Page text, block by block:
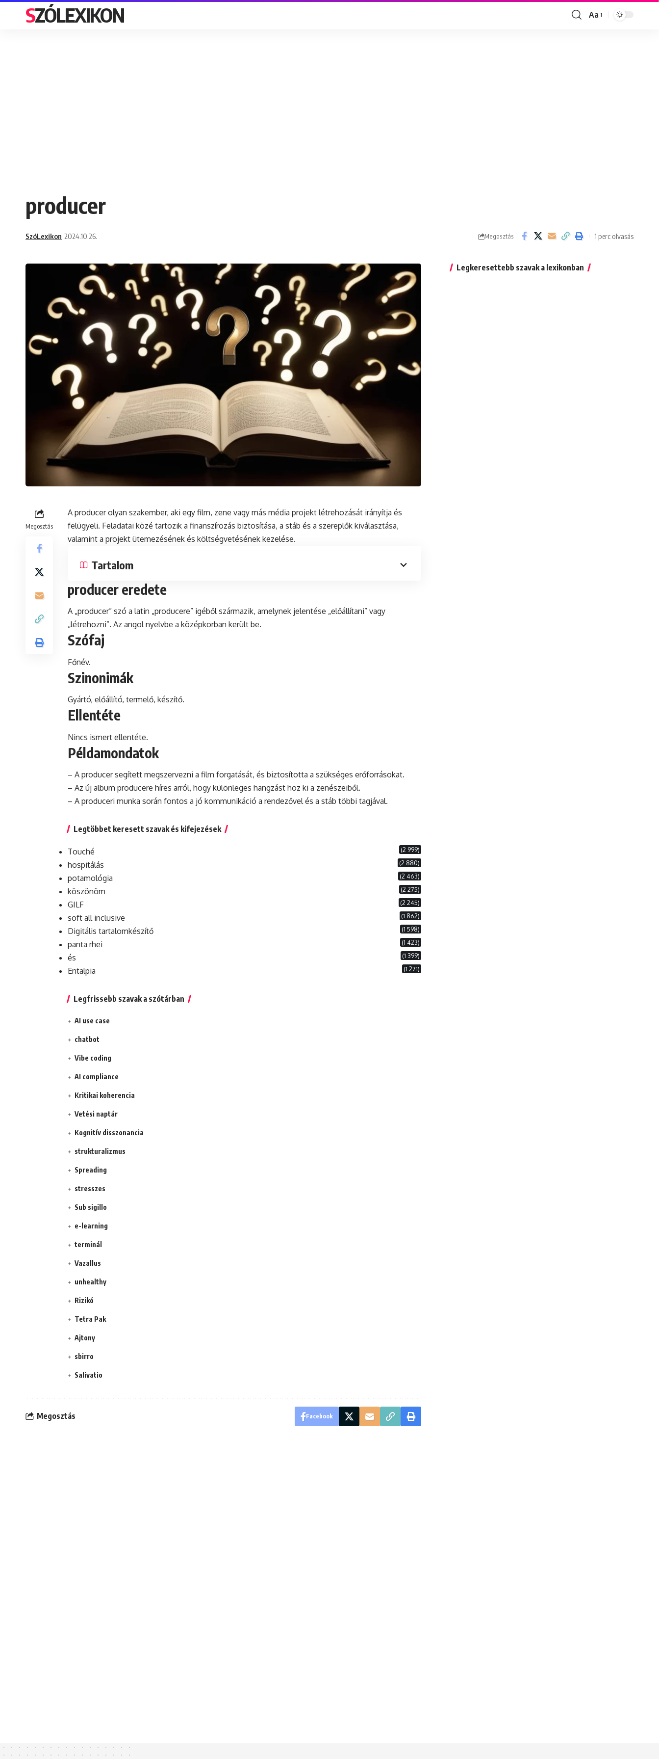
SZÓLEXIKON
Font
Aa
producer
SzóLexikon 2024.10.26. Megosztás 1 perc olvasás
Megosztás
A producer olyan szakember, aki egy film, zene vagy más média projekt létrehozását irányítja és
felügyeli. Feladatai közé tartozik a finanszírozás biztosítása, a stáb és a szereplők kiválasztása,
valamint a projekt ütemezésének és költségvetésének kezelése.
Tartalom
producer eredete
A „producer” szó a latin „producere” igéből származik, amelynek jelentése „előállítani” vagy
„létrehozni”. Az angol nyelvbe a középkorban került be.
Szófaj
Főnév.
Szinonimák
Gyártó, előállító, termelő, készítő.
Ellentéte
Nincs ismert ellentéte.
Példamondatok
– A producer segített megszervezni a film forgatását, és biztosította a szükséges erőforrásokat.
– Az új album producere híres arról, hogy különleges hangzást hoz ki a zenészeiből.
– A produceri munka során fontos a jó kommunikáció a rendezővel és a stáb többi tagjával.
Legtöbbet keresett szavak és kifejezések
Touché (2 999)
hospitálás (2 880)
potamológia (2 463)
köszönöm (2 275)
GILF (2 245)
soft all inclusive (1 862)
Digitális tartalomkészítő (1 598)
panta rhei (1 423)
és (1 399)
Entalpia (1 271)
Legfrissebb szavak a szótárban
AI use case
chatbot
Vibe coding
AI compliance
Kritikai koherencia
Vetési naptár
Kognitív disszonancia
strukturalizmus
Spreading
stresszes
Sub sigillo
e-learning
terminál
Vazallus
unhealthy
Rizikó
Tetra Pak
Ajtony
sbirro
Salivatio
Megosztás Facebook
Legkeresettebb szavak a lexikonban